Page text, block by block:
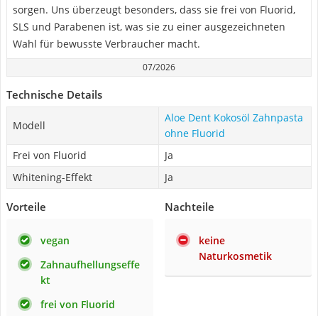
sorgen. Uns überzeugt besonders, dass sie frei von Fluorid,
SLS und Parabenen ist, was sie zu einer ausgezeichneten
Wahl für bewusste Verbraucher macht.
07/2026
Technische Details
Modell
Aloe Dent Kokosöl Zahnpasta
ohne Fluorid
Frei von Fluorid
Ja
Whitening-Effekt
Ja
Vorteile
vegan
Zahnaufhellungseffe
kt
frei von Fluorid
Nachteile
keine
Naturkosmetik